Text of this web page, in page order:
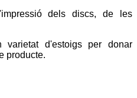
dels discs, de les
d'estoigs per donar
producte.